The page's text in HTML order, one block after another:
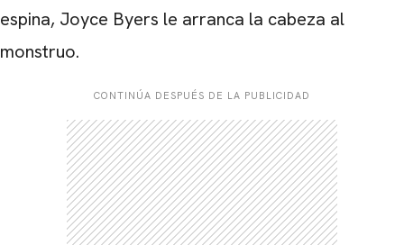
espina, Joyce Byers le arranca la cabeza al
monstruo.
CONTINÚA DESPUÉS DE LA PUBLICIDAD